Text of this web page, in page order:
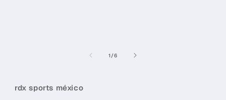
1/de
6
rdx sports méxico